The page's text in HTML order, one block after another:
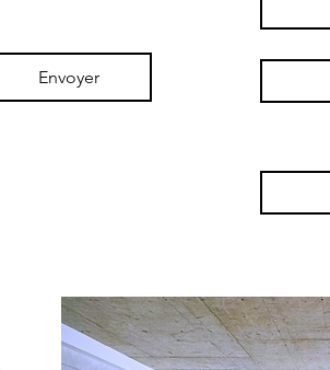
Envoyer